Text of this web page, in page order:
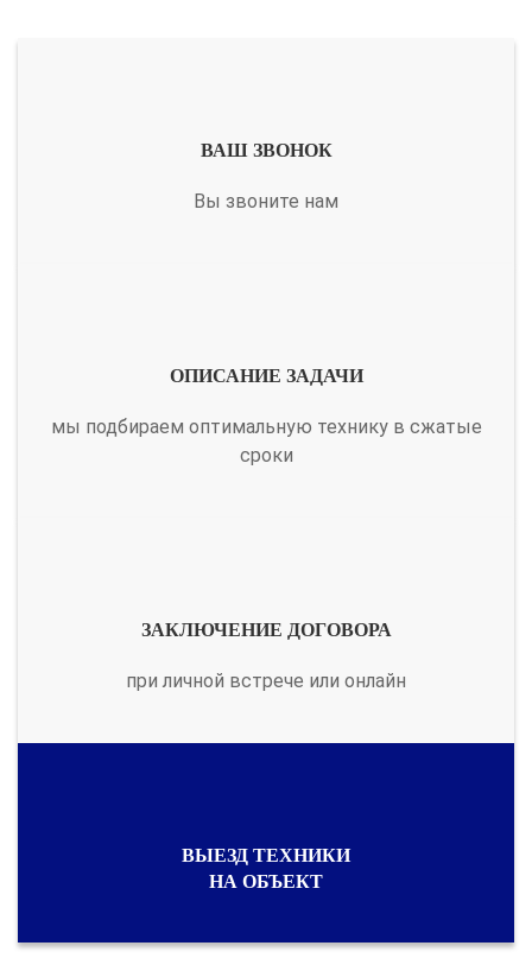
ВАШ ЗВОНОК
Вы звоните нам
ОПИСАНИЕ ЗАДАЧИ
мы подбираем оптимальную технику в сжатые
сроки
ЗАКЛЮЧЕНИЕ ДОГОВОРА
при личной встрече или онлайн
ВЫЕЗД ТЕХНИКИ
НА ОБЪЕКТ